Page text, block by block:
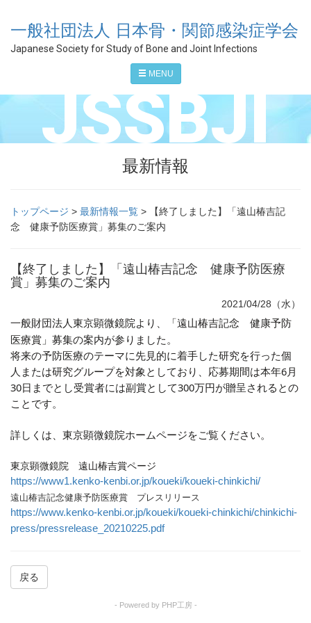
一般社団法人 日本骨・関節感染症学会
Japanese Society for Study of Bone and Joint Infections
MENU
JSSBJI
最新情報
トップページ > 最新情報一覧 > 【終了しました】「遠山椿吉記
念 健康予防医療賞」募集のご案内
【終了しました】「遠山椿吉記念 健康予防医療
賞」募集のご案内
2021/04/28（水）
一般財団法人東京顕微鏡院より、
「遠山椿吉記念 健康予防
医療賞」募集の案内が参りました。
将来の予防医療のテーマに先見的に着手した研究を行った個
人または研究グループを対象としており、応募期間は本年6月
30日までとし受賞者には副賞として300万円が贈呈されるとの
ことです。
詳しくは、東京顕微鏡院ホームページをご覧ください。
東京顕微鏡院 遠山椿吉賞ページ
https://www1.kenko-kenbi.or.jp/koueki/koueki-chinkichi/
遠山椿吉記念健康予防医療賞 プレスリリース
https://www.kenko-kenbi.or.jp/koueki/koueki-chinkichi/chinkichi-
press/pressrelease_20210225.pdf
戻る
- Powered by PHP工房 -